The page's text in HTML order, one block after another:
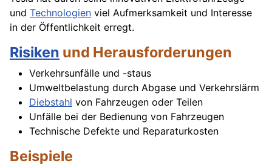
und Technologien viel Aufmerksamkeit und Interesse
in der Öffentlichkeit erregt.
Risiken und Herausforderungen
Verkehrsunfälle und -staus
Umweltbelastung durch Abgase und Verkehrslärm
Diebstahl von Fahrzeugen oder Teilen
Unfälle bei der Bedienung von Fahrzeugen
Technische Defekte und Reparaturkosten
Beispiele